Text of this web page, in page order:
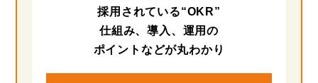
採用されている“OKR”
仕組み、導入、運用の
ポイントなどが丸わかり